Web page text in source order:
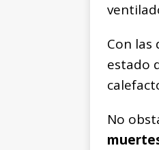
Con
estado
No